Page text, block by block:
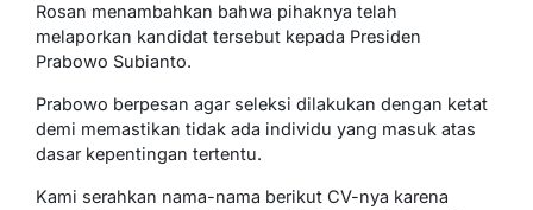
Rosan menambahkan bahwa pihaknya telah
melaporkan kandidat tersebut kepada Presiden
Prabowo Subianto.
Prabowo berpesan agar seleksi dilakukan dengan ketat
demi memastikan tidak ada individu yang masuk atas
dasar kepentingan tertentu.
Kami serahkan nama-nama berikut CV-nya karena